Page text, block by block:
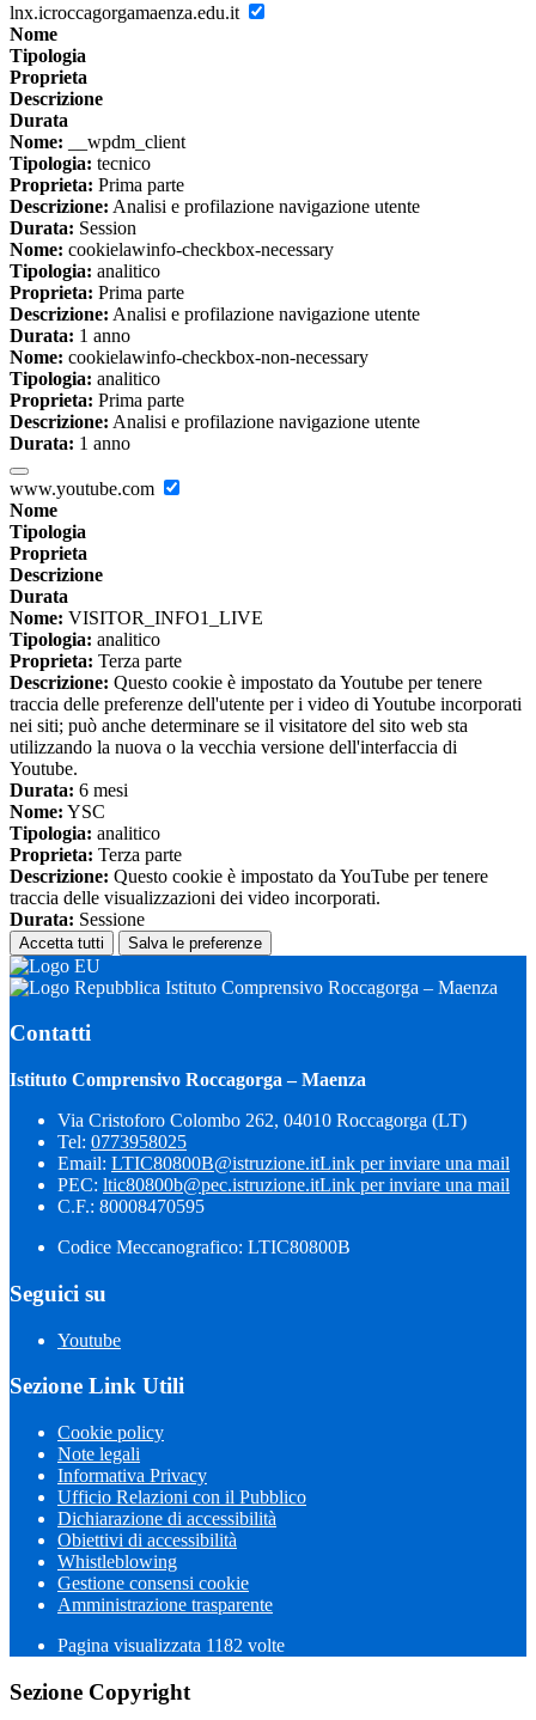
lnx.icroccagorgamaenza.edu.it
Nome
Tipologia
Proprieta
Descrizione
Durata
Nome: __wpdm_client
Tipologia: tecnico
Proprieta: Prima parte
Descrizione: Analisi e profilazione navigazione utente
Durata: Session
Nome: cookielawinfo-checkbox-necessary
Tipologia: analitico
Proprieta: Prima parte
Descrizione: Analisi e profilazione navigazione utente
Durata: 1 anno
Nome: cookielawinfo-checkbox-non-necessary
Tipologia: analitico
Proprieta: Prima parte
Descrizione: Analisi e profilazione navigazione utente
Durata: 1 anno
www.youtube.com
Nome
Tipologia
Proprieta
Descrizione
Durata
Nome: VISITOR_INFO1_LIVE
Tipologia: analitico
Proprieta: Terza parte
Descrizione: Questo cookie è impostato da Youtube per tenere
traccia delle preferenze dell'utente per i video di Youtube incorporati
nei siti; può anche determinare se il visitatore del sito web sta
utilizzando la nuova o la vecchia versione dell'interfaccia di
Youtube.
Durata: 6 mesi
Nome: YSC
Tipologia: analitico
Proprieta: Terza parte
Descrizione: Questo cookie è impostato da YouTube per tenere
traccia delle visualizzazioni dei video incorporati.
Durata: Sessione
Accetta tutti Salva le preferenze
Istituto Comprensivo Roccagorga – Maenza
Contatti
Istituto Comprensivo Roccagorga – Maenza
Via Cristoforo Colombo 262, 04010 Roccagorga (LT)
Tel: 0773958025
Email: LTIC80800B@istruzione.itLink per inviare una mail
PEC: ltic80800b@pec.istruzione.itLink per inviare una mail
C.F.: 80008470595
Codice Meccanografico: LTIC80800B
Seguici su
Youtube
Sezione Link Utili
Cookie policy
Note legali
Informativa Privacy
Ufficio Relazioni con il Pubblico
Dichiarazione di accessibilità
Obiettivi di accessibilità
Whistleblowing
Gestione consensi cookie
Amministrazione trasparente
Pagina visualizzata 1182 volte
Sezione Copyright